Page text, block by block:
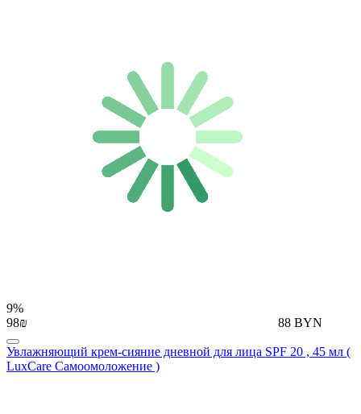
9%
98₪
88 BYN
Увлажняющий крем-сияние дневной для лица SPF 20 , 45 мл (
LuxCare Самоомоложение )